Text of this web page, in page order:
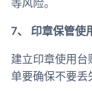
7、 印章保管使
建立印章使用台
单要确保不要丢